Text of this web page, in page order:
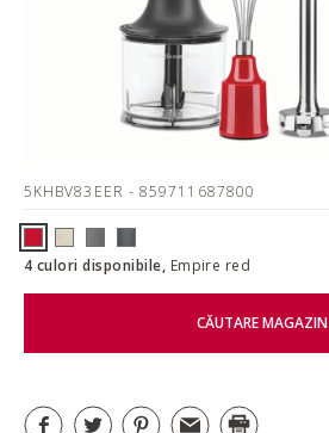
5KHBV83EER - 859711687800
4 culori disponibile, Empire red
CĂUTARE MAGAZIN